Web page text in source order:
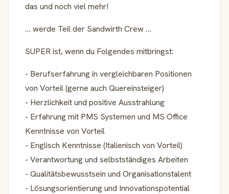
das und noch viel mehr!
… werde Teil der Sandwirth Crew …
SUPER ist, wenn du Folgendes mitbringst:
- Berufserfahrung in vergleichbaren Positionen
von Vorteil (gerne auch Quereinsteiger)
- Herzlichkeit und positive Ausstrahlung
- Erfahrung mit PMS Systemen und MS Office
Kenntnisse von Vorteil
- Englisch Kenntnisse (Italienisch von Vorteil)
- Verantwortung und selbstständiges Arbeiten
- Qualitätsbewusstsein und Organisationstalent
- Lösungsorientierung und Innovationspotential